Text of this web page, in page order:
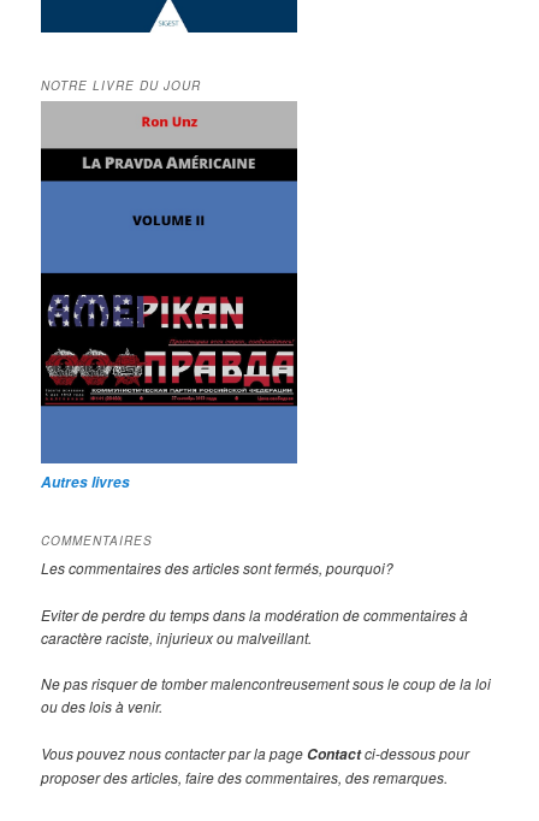
NOTRE LIVRE DU JOUR
Autres livres
COMMENTAIRES
Les commentaires des articles sont fermés, pourquoi?
Eviter de perdre du temps dans la modération de commentaires à
caractère raciste, injurieux ou malveillant.
Ne pas risquer de tomber malencontreusement sous le coup de la loi
ou des lois à venir.
Vous pouvez nous contacter par la page Contactci-dessous pour
proposer des articles, faire des commentaires, des remarques.